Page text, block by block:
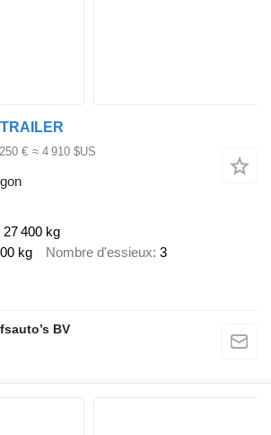
€ ≈ 4 910 $US
27 400 kg
kg Nombre d'essieux 3
BV